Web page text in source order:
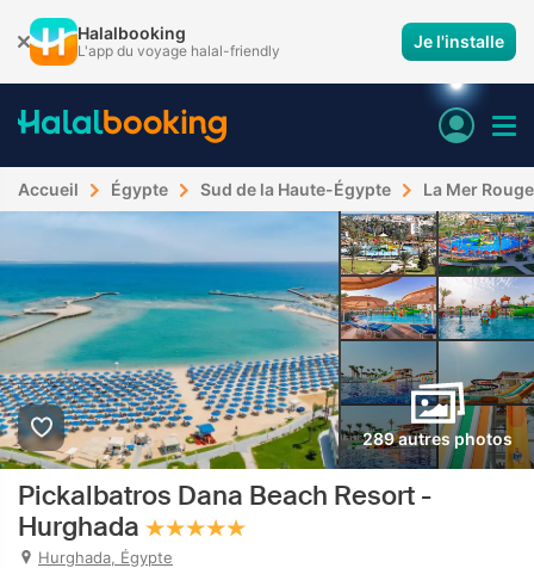
Halalbooking
L'app du voyage halal-friendly Je l'installe
Accueil Égypte Sud de la Haute-Égypte La Mer Rouge
289 autres photos
Pickalbatros Dana Beach Resort -
Hurghada
Hurghada, Égypte